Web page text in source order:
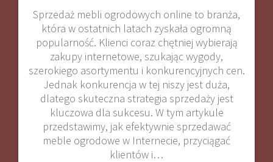
Sprzedaż mebli ogrodowych online to branża,
która w ostatnich latach zyskała ogromną
popularność. Klienci coraz chętniej wybierają
zakupy internetowe, szukając wygody,
szerokiego asortymentu i konkurencyjnych cen.
Jednak konkurencja w tej niszy jest duża,
dlatego skuteczna strategia sprzedaży jest
kluczowa dla sukcesu. W tym artykule
przedstawimy, jak efektywnie sprzedawać
meble ogrodowe w Internecie, przyciągać
klientów i…